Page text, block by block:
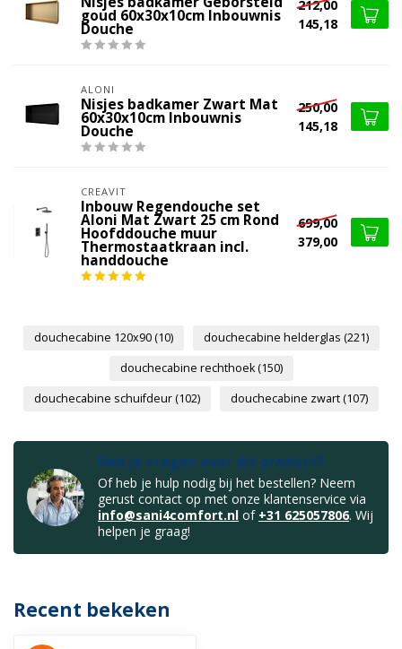
goud 60x30x10cm Inbouwnis
Douche
212,00
145,18
ALONI
Nisjes badkamer Zwart Mat
60x30x10cm Inbouwnis
Douche
250,00
145,18
CREAVIT
Inbouw Regendouche set
Aloni Mat Zwart 25 cm Rond
Hoofddouche muur
Thermostaatkraan incl.
handdouche
699,00
379,00
douchecabine 120x90(10) douchecabine helderglas (221)
douchecabine rechthoek(150)
douchecabine schuifdeur(102) douchecabine zwart(107)
Heb je vragen over dit product?
Of heb je hulp nodig bij het bestellen? Neem
gerust contact op met onze klantenservice via
info@sani4comfort.nl of +31 625057806. Wij
helpen je graag!
Recent bekeken